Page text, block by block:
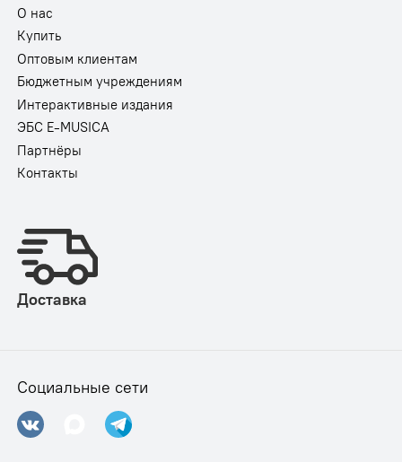
О нас
Купить
Оптовым клиентам
Бюджетным учреждениям
Интерактивные издания
ЭБС E-MUSICA
Партнёры
Контакты
Доставка
Социальные сети